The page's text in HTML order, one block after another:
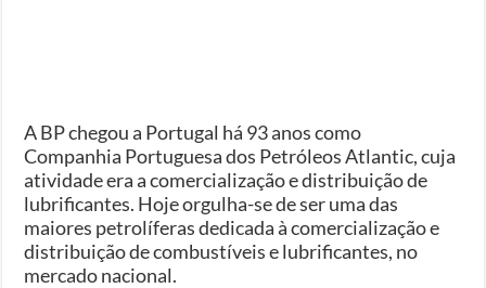
A BP chegou a Portugal há 93 anos como
Companhia Portuguesa dos Petróleos Atlantic, cuja
atividade era a comercialização e distribuição de
lubrificantes. Hoje orgulha-se de ser uma das
maiores petrolíferas dedicada à comercialização e
distribuição de combustíveis e lubrificantes, no
mercado nacional.